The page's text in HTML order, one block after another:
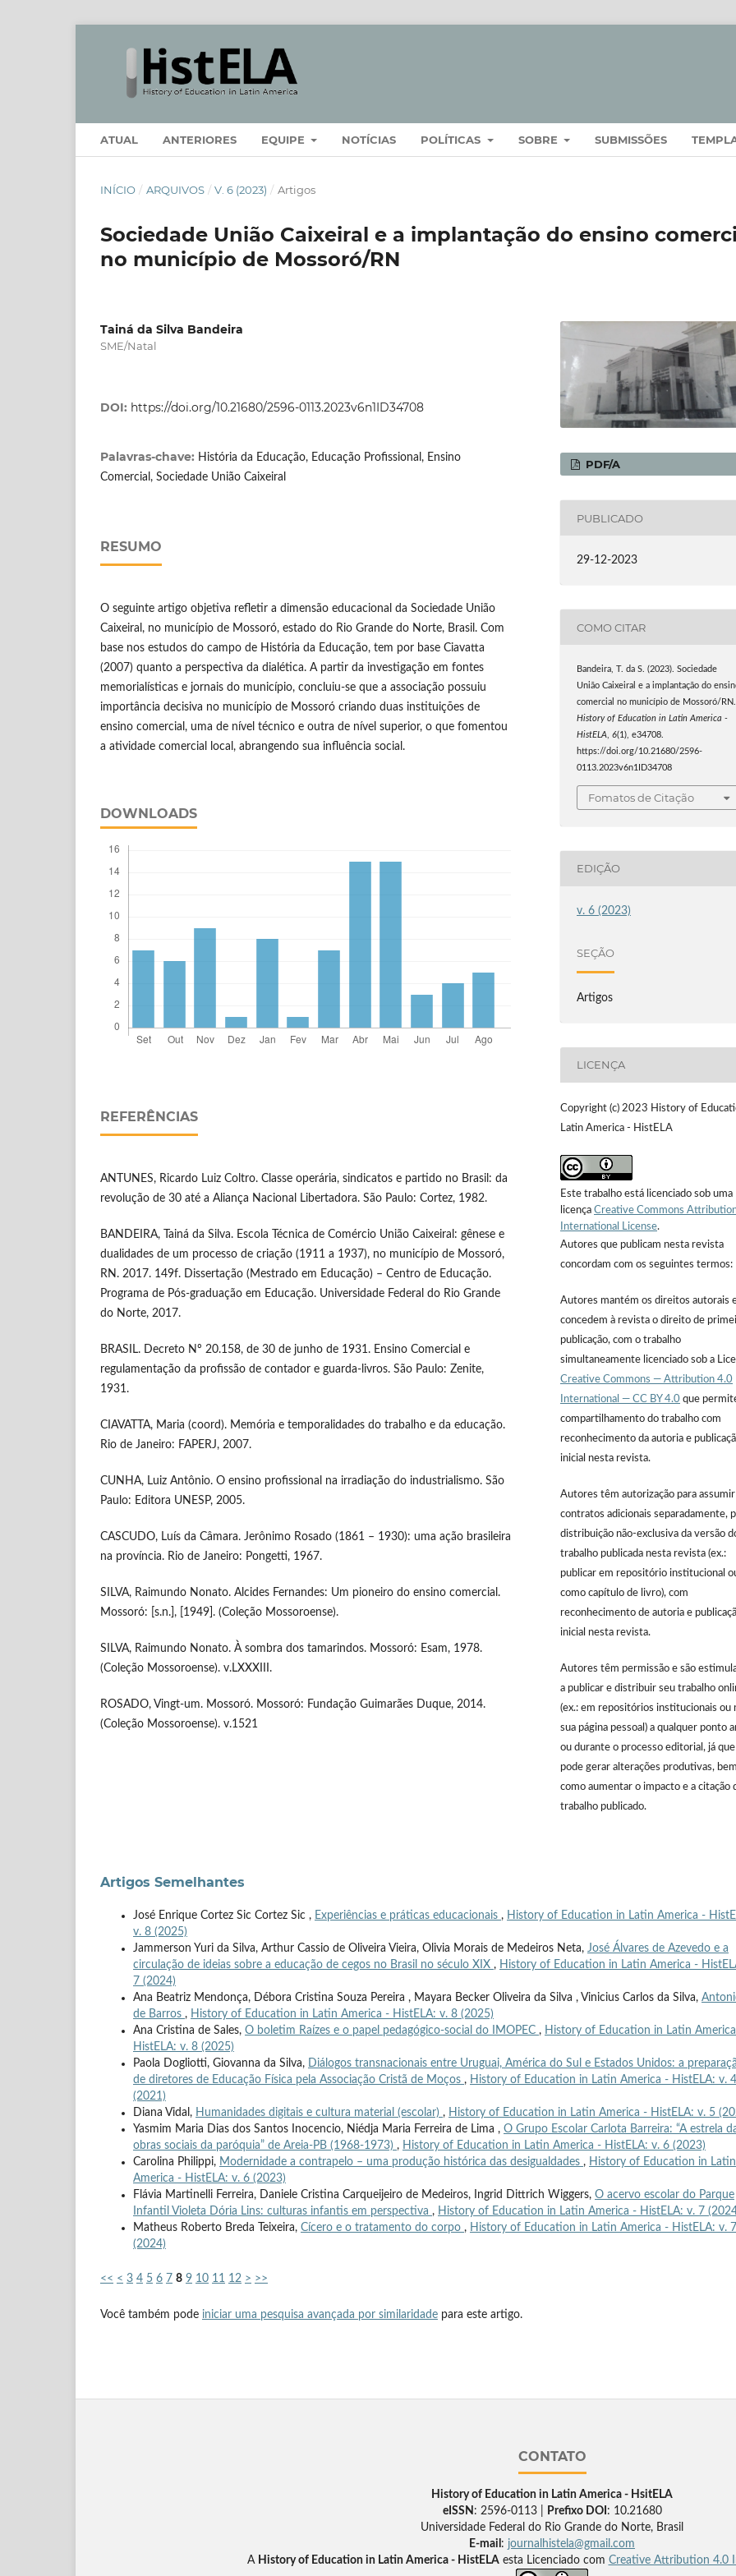
ATUAL ANTERIORES EQUIPE NOTÍCIAS POLÍTICAS SOBRE SUBMISSÕES
INÍCIO / ARQUIVOS / V. 6 (2023) / Artigos
Sociedade União Caixeiral e a implantação do ensino
no município de Mossoró/RN
Tainá da Silva Bandeira
SME/Natal
DOI: https://doi.org/10.21680/2596-0113.2023v6n1ID34708
Palavras-chave: História da Educação, Educação Profissional, Ensino
Comercial, Sociedade União Caixeiral
RESUMO
O seguinte artigo objetiva refletir a dimensão educacional da Sociedade União
Caixeiral, no município de Mossoró, estado do Rio Grande do Norte, Brasil. Com
base nos estudos do campo de História da Educação, tem por base Ciavatta
(2007) quanto a perspectiva da dialética. A partir da investigação em fontes
memorialísticas e jornais do município, concluiu-se que a associação possuiu
importância decisiva no município de Mossoró criando duas instituições de
ensino comercial, uma de nível técnico e outra de nível superior, o que fomentou
a atividade comercial local, abrangendo sua influência social.
DOWNLOADS
REFERÊNCIAS
ANTUNES, Ricardo Luiz Coltro. Classe operária, sindicatos e partido no Brasil: da
revolução de 30 até a Aliança Nacional Libertadora. São Paulo: Cortez, 1982.
BANDEIRA, Tainá da Silva. Escola Técnica de Comércio União Caixeiral: gênese e
dualidades de um processo de criação (1911 a 1937), no município de Mossoró,
RN. 2017. 149f. Dissertação (Mestrado em Educação) – Centro de Educação.
Programa de Pós-graduação em Educação. Universidade Federal do Rio Grande
do Norte, 2017.
BRASIL. Decreto Nº 20.158, de 30 de junho de 1931. Ensino Comercial e
regulamentação da profissão de contador e guarda-livros. São Paulo: Zenite,
1931.
CIAVATTA, Maria (coord). Memória e temporalidades do trabalho e da educação.
Rio de Janeiro: FAPERJ, 2007.
CUNHA, Luiz Antônio. O ensino profissional na irradiação do industrialismo. São
Paulo: Editora UNESP, 2005.
CASCUDO, Luís da Câmara. Jerônimo Rosado (1861 – 1930): uma ação brasileira
na província. Rio de Janeiro: Pongetti, 1967.
SILVA, Raimundo Nonato. Alcides Fernandes: Um pioneiro do ensino comercial.
Mossoró: [s.n.], [1949]. (Coleção Mossoroense).
SILVA, Raimundo Nonato. À sombra dos tamarindos. Mossoró: Esam, 1978.
(Coleção Mossoroense). v.LXXXIII.
ROSADO, Vingt-um. Mossoró. Mossoró: Fundação Guimarães Duque, 2014.
(Coleção Mossoroense). v.1521
PDF/A
PUBLICADO
29-12-2023
COMO CITAR
Bandeira, T. da S. (2023). Sociedade
União Caixeiral e a implantação do
comercial no município de Mossoró/RN.
History of Education in Latin America -
HistELA,6(1), e34708.
https://doi.org/10.21680/2596-
0113.2023v6n1ID34708
Fomatos de Citação
EDIÇÃO
v. 6 (2023)
SEÇÃO
Artigos
LICENÇA
Copyright (c) 2023 History of
Latin America - HistELA
Este trabalho está licenciado sob uma
licença Creative Commons
International License.
Autores que publicam nesta revista
concordam com os seguintes termos:
Autores mantém os direitos autorais
concedem à revista o direito de
publicação, com o trabalho
simultaneamente licenciado sob a
Creative Commons — Attribution 4.0
International — CC BY 4.0 que
compartilhamento do trabalho com
reconhecimento da autoria e
inicial nesta revista.
Autores têm autorização para assumir
contratos adicionais separadamente,
distribuição não-exclusiva da versão
trabalho publicada nesta revista (ex.:
publicar em repositório institucional
como capítulo de livro), com
reconhecimento de autoria e
inicial nesta revista.
Autores têm permissão e são
a publicar e distribuir seu trabalho
(ex.: em repositórios institucionais ou
sua página pessoal) a qualquer ponto
ou durante o processo editorial, já
pode gerar alterações produtivas, bem
como aumentar o impacto e a citação
trabalho publicado.
Artigos Semelhantes
José Enrique Cortez Sic Cortez Sic , Experiências e práticas educacionais , History of Education in Latin America -
v. 8 (2025)
Jammerson Yuri da Silva, Arthur Cassio de Oliveira Vieira, Olivia Morais de Medeiros Neta, José Álvares de Azevedo e a
circulação de ideias sobre a educação de cegos no Brasil no século XIX , History of Education in Latin America -
7 (2024)
Ana Beatriz Mendonça, Débora Cristina Souza Pereira , Mayara Becker Oliveira da Silva , Vinicius Carlos da Silva,
de Barros , History of Education in Latin America - HistELA: v. 8 (2025)
Ana Cristina de Sales, O boletim Raízes e o papel pedagógico-social do IMOPEC , History of Education in Latin
HistELA: v. 8 (2025)
Paola Dogliotti, Giovanna da Silva, Diálogos transnacionais entre Uruguai, América do Sul e Estados Unidos: a
de diretores de Educação Física pela Associação Cristã de Moços , History of Education in Latin America - HistELA: v. 4
(2021)
Diana Vidal, Humanidades digitais e cultura material (escolar) , History of Education in Latin America - HistELA: v. 5
Yasmim Maria Dias dos Santos Inocencio, Niédja Maria Ferreira de Lima , O Grupo Escolar Carlota Barreira: “A estrela
obras sociais da paróquia” de Areia-PB (1968-1973) , History of Education in Latin America - HistELA: v. 6 (2023)
Carolina Philippi, Modernidade a contrapelo – uma produção histórica das desigualdades , History of Education in Latin
America - HistELA: v. 6 (2023)
Flávia Martinelli Ferreira, Daniele Cristina Carqueijeiro de Medeiros, Ingrid Dittrich Wiggers, O acervo escolar do Parque
Infantil Violeta Dória Lins: culturas infantis em perspectiva , History of Education in Latin America - HistELA: v. 7
Matheus Roberto Breda Teixeira, Cícero e o tratamento do corpo , History of Education in Latin America - HistELA: v. 7
(2024)
<< < 3 4 5 6 7 8 9 10 11 12 > >>
Você também pode iniciar uma pesquisa avançada por similaridade para este artigo.
CONTATO
History of Education in Latin America - HsitELA
eISSN : 2596-0113 | Prefixo DOI : 10.21680
Universidade Federal do Rio Grande do Norte, Brasil
E-mail : journalhistela@gmail.com
A History of Education in Latin America - HistELAesta Licenciado com Creative Attribution 4.0